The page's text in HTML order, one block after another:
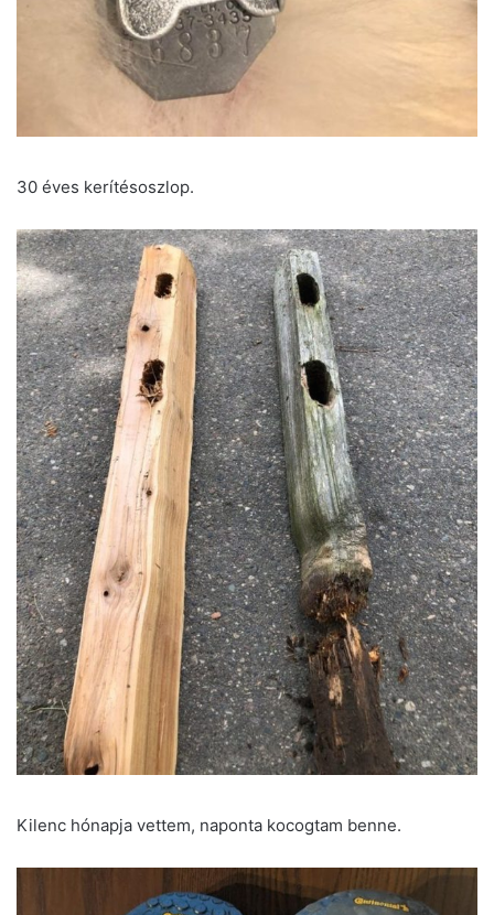
30 éves kerítésoszlop.
Kilenc hónapja vettem, naponta kocogtam benne.